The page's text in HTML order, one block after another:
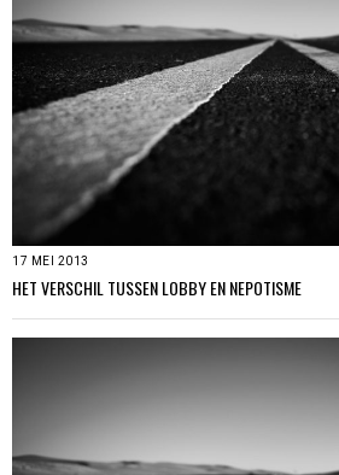
17 MEI 2013
HET VERSCHIL TUSSEN LOBBY EN NEPOTISME